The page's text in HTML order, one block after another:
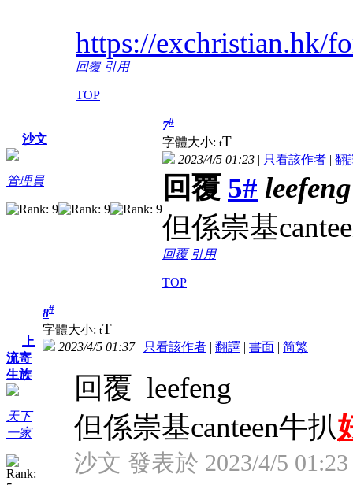
https://exchristian.hk/
回覆 引用
TOP
沙文
管理員
7#
字體大小: tT
2023/4/5 01:23 | 只看該作者 | 翻
回覆 5# leefeng
但係崇基
回覆 引用
TOP
上
流寄
生族
天下
一家
8#
字體大小: tT
2023/4/5 01:37| 只看該作者 | 翻譯 | 書面 | 简繁
回覆 leefeng
但係崇基canteen牛扒
沙文 發表於 2023/4/5 01:23